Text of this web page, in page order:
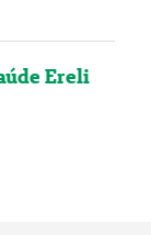
Ereli